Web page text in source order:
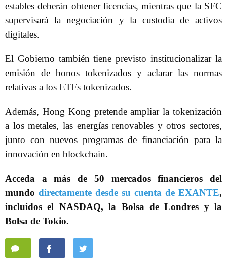
estables deberán obtener licencias, mientras que la SFC
supervisará la negociación y la custodia de activos
digitales.
El Gobierno también tiene previsto institucionalizar la
emisión de bonos tokenizados y aclarar las normas
relativas a los ETFs tokenizados.
Además, Hong Kong pretende ampliar la tokenización
a los metales, las energías renovables y otros sectores,
junto con nuevos programas de financiación para la
innovación en blockchain.
Acceda a más de 50 mercados financieros del
mundo directamente desde su cuenta de EXANTE,
incluidos el NASDAQ, la Bolsa de Londres y la
Bolsa de Tokio.